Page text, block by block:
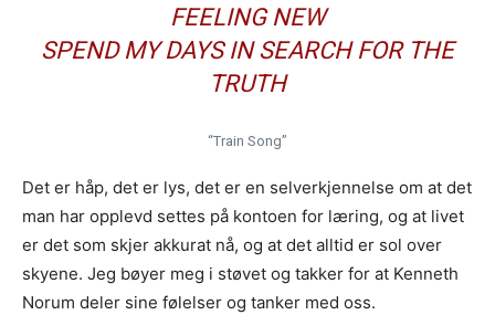
FEELING NEW
SPEND MY DAYS IN SEARCH FOR THE
TRUTH
“Train Song”
Det er håp, det er lys, det er en selverkjennelse om at det
man har opplevd settes på kontoen for læring, og at livet
er det som skjer akkurat nå, og at det alltid er sol over
skyene. Jeg bøyer meg i støvet og takker for at Kenneth
Norum deler sine følelser og tanker med oss.